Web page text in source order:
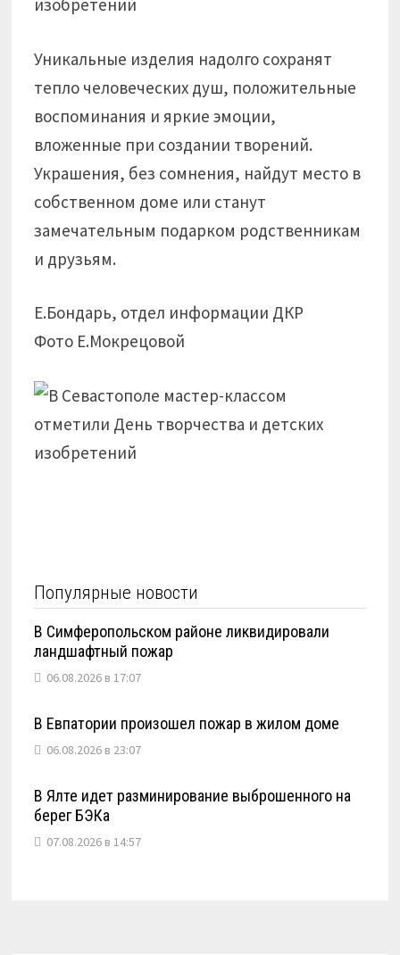
Уникальные изделия надолго сохранят
тепло человеческих душ, положительные
воспоминания и яркие эмоции,
вложенные при создании творений.
Украшения, без сомнения, найдут место в
собственном доме или станут
замечательным подарком родственникам
и друзьям.
Е.Бондарь, отдел информации ДКР
Фото Е.Мокрецовой
Популярные новости
В Симферопольском районе ликвидировали
ландшафтный пожар
06.08.2026 в 17:07
В Евпатории произошел пожар в жилом доме
06.08.2026 в 23:07
В Ялте идет разминирование выброшенного на
берег БЭКа
07.08.2026 в 14:57